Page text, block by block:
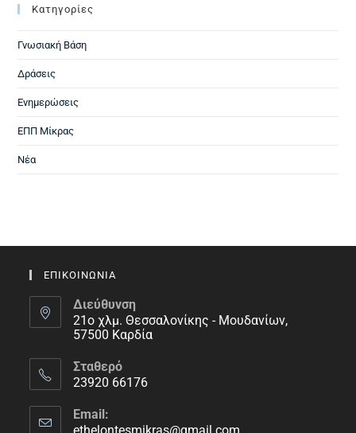
Kατηγορίες
Γνωσιακή Βάση
Δράσεις
Ενημερώσεις
ΕΠΠ Μίκρας
Νέα
ΕΠΙΚΟΙΝΩΝΙΑ
Διεύθυνση
21ο χλμ. Θεσσαλονίκης - Μουδανίων,
57500 Καρδία
Σταθερό
23920 66176
Email: